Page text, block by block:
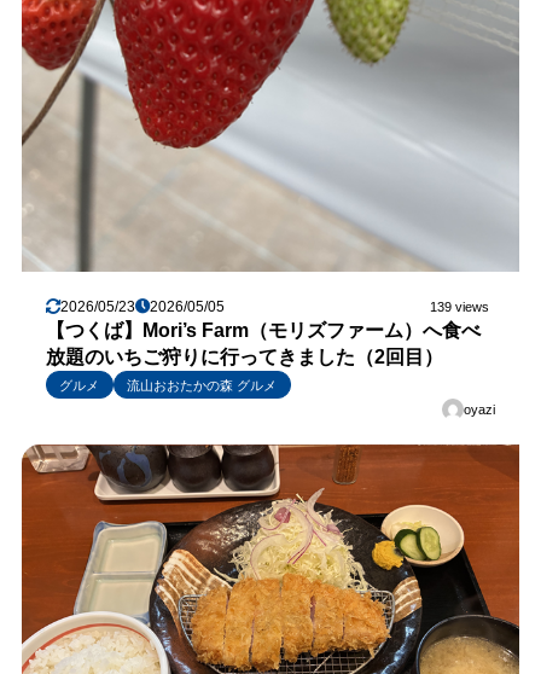
2026/05/23 2026/05/05 139 views
【つくば】Mori’s Farm（モリズファーム）へ食べ
放題のいちご狩りに行ってきました（2回目）
グルメ
流山おおたかの森 グルメ
oyazi